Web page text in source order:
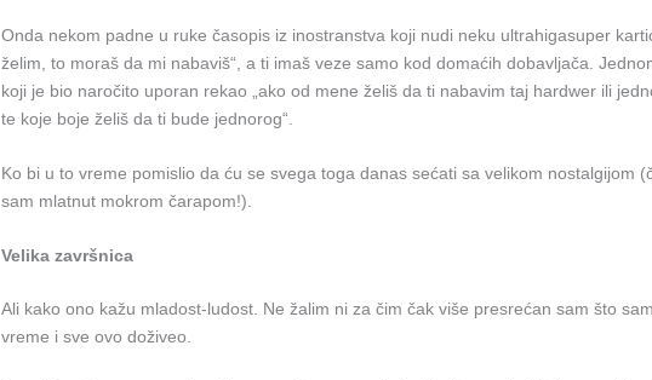
Onda nekom padne u ruke časopis iz inostranstva koji nudi neku ultrahigasuper
želim, to moraš da mi nabaviš“, a ti imaš veze samo kod domaćih dobavljača.
koji je bio naročito uporan rekao „ako od mene želiš da ti nabavim taj hardwer ili
te koje boje želiš da ti bude jednorog“.
Ko bi u to vreme pomislio da ću se svega toga danas sećati sa velikom nostalgijom
sam mlatnut mokrom čarapom!).
Velika završnica
Ali kako ono kažu mladost-ludost. Ne žalim ni za čim čak više presrećan sam što
vreme i sve ovo doživeo.